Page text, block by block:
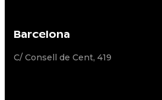
Barcelona
C/ Consell de Cent, 419